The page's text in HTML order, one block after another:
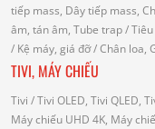
tiếp mass, Dây tiếp mass,
âm, tán âm, Tube trap/
/ Kệ máy, giá đỡ/ Chân loa,
TIVI, MÁY CHIẾU
Tivi / Tivi OLED, Tivi QLED,
Máy chiếu UHD 4K, Máy